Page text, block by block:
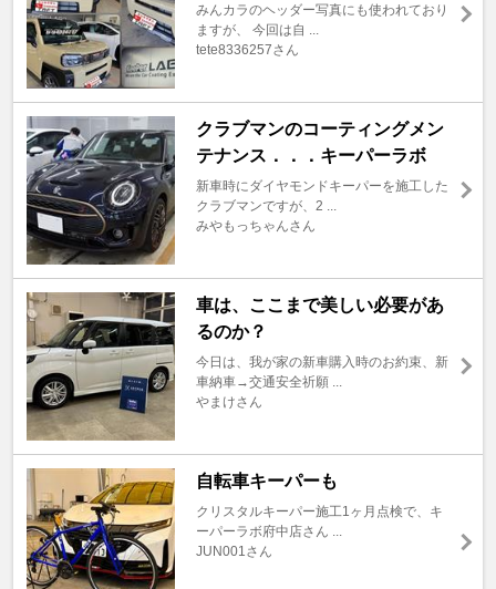
みんカラのヘッダー写真にも使われており
ますが、 今回は自 ...
tete8336257さん
クラブマンのコーティングメン
テナンス．．．キーパーラボ
新車時にダイヤモンドキーパーを施工した
クラブマンですが、2 ...
みやもっちゃんさん
車は、ここまで美しい必要があ
るのか？
今日は、我が家の新車購入時のお約束、新
車納車→交通安全祈願 ...
やまけさん
自転車キーパーも
クリスタルキーパー施工1ヶ月点検で、キ
ーパーラボ府中店さん ...
JUN001さん